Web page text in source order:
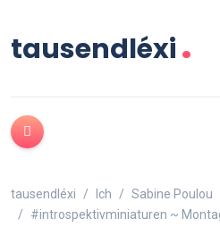
tausendléxi.
tausendléxi Ich
Sabine Poulou
#introspektivminiaturen ~